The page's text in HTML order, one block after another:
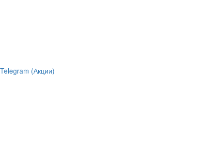
Telegram (Акции)